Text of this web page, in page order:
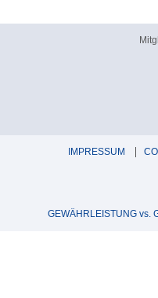
IMPRESSUM
GEWÄHRLEISTUNG vs.